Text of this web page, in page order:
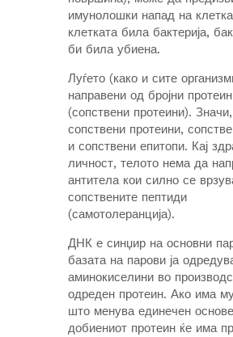
имунолошки напад на
клетката била бактерија,
би била убиена.
Луѓето (како и сите
направени од бројни
(сопствени протеини).
сопствени протеини,
и сопствени епитопи. Кај
личност, телото нема да
антитела кои силно се
сопствените пептиди
(самотолеранција).
ДНК е синџир на основни
базата на парови ја
аминокиселини во
одреден протеин. Ако има
што менува единечен
добиениот протеин ќе има